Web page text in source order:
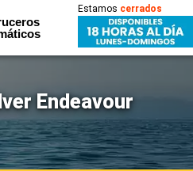
Estamos cerrados
Endeavour